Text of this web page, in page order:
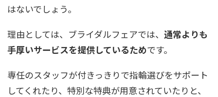
はないでしょう。
理由としては、ブライダルフェアでは、 通常よりも
手厚いサービスを提供しているためです。
専任のスタッフが付きっきりで指輪選びをサポート
してくれたり、特別な特典が用意されていたりと、